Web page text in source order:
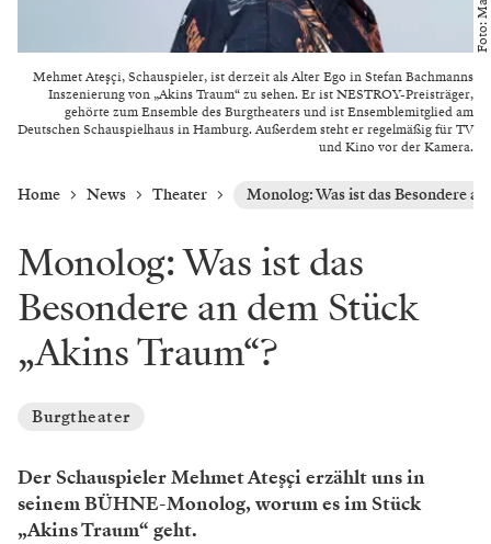
Mehmet Ateşçi, Schauspieler, ist derzeit als Alter Ego in Stefan Bachmanns
Inszenierung von „Akins Traum“ zu sehen. Er ist NESTROY-Preisträger,
gehörte zum Ensemble des Burgtheaters und ist Ensemblemitglied am
Deutschen Schauspielhaus in Hamburg. Außerdem steht er regelmäßig für TV
und Kino vor der Kamera.
Home News Theater Monolog: Was ist das Besondere
Monolog: Was ist das
Besondere an dem Stück
„Akins Traum“?
Burgtheater
Der Schauspieler Mehmet Ateşçi erzählt uns in
seinem BÜHNE-Monolog, worum es im Stück
„Akins Traum“ geht.